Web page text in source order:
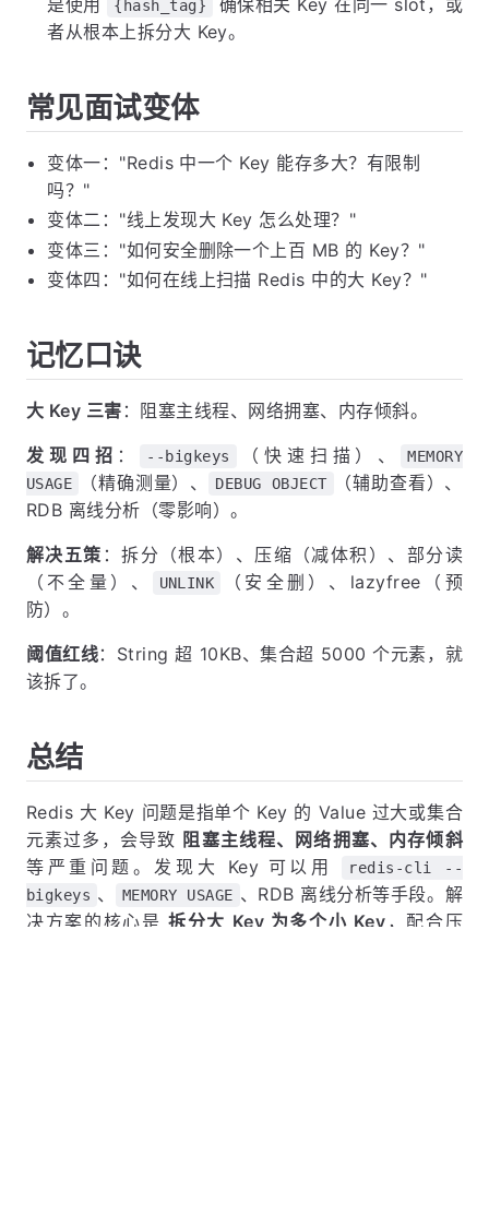
体积。
大 Key 会集中在某个 slot（即某个节点）上，导致
内存倾斜，该节点内存远高于其他节点。更严重的
是，大 Key 涉及的跨 slot 操作可能失败。解决方案
是使用
{hash_tag} 确保相关 Key 在同一 slot，或
者从根本上拆分大 Key。
变体一："Redis 中一个 Key 能存多大？有限制
变体二："线上发现大 Key 怎么处理？"
变体三："如何安全删除一个上百 MB 的 Key？"
变体四："如何在线上扫描 Redis 中的大 Key？"
记忆口诀
大 Key 三害
发现四招 ： --bigkeys （快速扫描）、 MEMORY
USAGE （精确测量）、
解决五策
（不全量）、
（安全删）、lazyfree（预
防）。
阈值红线：String 超 10KB、集合超 5000 个元素，就
该拆了。